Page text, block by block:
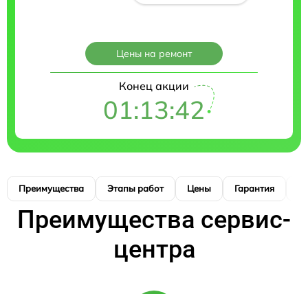
Цены на ремонт
Конец акции
01:13:41
Преимущества Этапы работ Цены Гарантия
Преимущества сервис-
центра